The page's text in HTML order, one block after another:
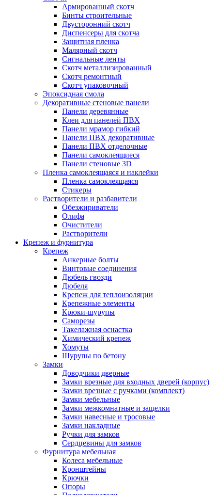
Армированный скотч
Бинты строительные
Двусторонний скотч
Диспенсеры для скотча
Защитная пленка
Малярный скотч
Сигнальные ленты
Скотч металлизированный
Скотч ремонтный
Скотч упаковочный
Эпоксидная смола
Декоративные стеновые панели
Панели деревянные
Клеи для панелей ПВХ
Панели мрамор гибкий
Панели ПВХ декоративные
Панели ПВХ отделочные
Панели самоклеящиеся
Панели стеновые 3D
Пленка самоклеящаяся и наклейки
Пленка самоклеящаяся
Стикеры
Растворители и разбавители
Обезжириватели
Олифа
Очистители
Растворители
Крепеж и фурнитура
Крепеж
Анкерные болты
Винтовые соединения
Дюбель гвозди
Дюбеля
Крепеж для теплоизоляции
Крепежные элементы
Крюки-шурупы
Саморезы
Такелажная оснастка
Химический крепеж
Хомуты
Шурупы по бетону
Замки
Доводчики дверные
Замки врезные для входных дверей (корпус)
Замки врезные с ручками (комплект)
Замки мебельные
Замки межкомнатные и защелки
Замки навесные и тросовые
Замки накладные
Ручки для замков
Сердцевины для замков
Фурнитура мебельная
Колеса мебельные
Кронштейны
Крючки
Опоры